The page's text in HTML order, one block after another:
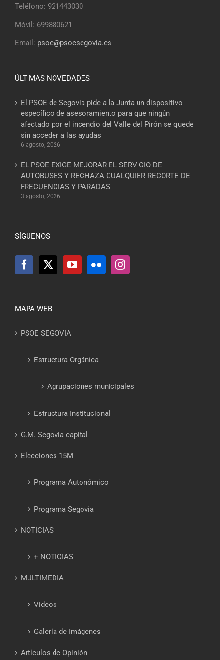
Teléfono: 921443030
Móvil: 699880621
Email: psoe@psoesegovia.es
ÚLTIMAS NOVEDADES
El PSOE de Segovia pide a la Junta un dispositivo
específico de asesoramiento para que ningún
afectado por el incendio del Valle del Pirón se quede
sin acceder a las ayudas
6 agosto, 2026
EL PSOE EXIGE MEJORAR EL SERVICIO DE
AUTOBUSES Y RECHAZA CUALQUIER RECORTE DE
FRECUENCIAS Y PARADAS
3 agosto, 2026
SÍGUENOS
MAPA WEB
PSOE SEGOVIA
Estructura Orgánica
Agrupaciones municipales
Estructura Institucional
G.M. Segovia capital
Elecciones 15M
Programa Autonómico
Programa Segovia
NOTICIAS
+ NOTICIAS
MULTIMEDIA
Videos
Galería de Imágenes
Artículos de Opinión